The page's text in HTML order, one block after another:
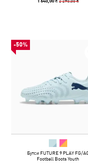
-50%
Бутси FUTURE 9 PLAY FG/
Football Boots Youth